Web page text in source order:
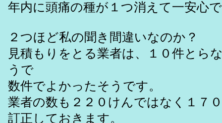
年内に頭痛の種が１つ消えて一安心
２つほど私の聞き間違いなのか？
見積もりをとる業者は、１０件とら
うで
数件でよかったそうです。
業者の数も２２０けんではなく１７
訂正しておきます。